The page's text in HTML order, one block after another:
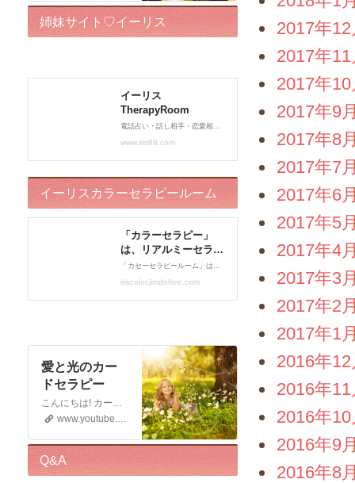
2017年12
2017年11
2017年10
2017年9
2017年8
2017年7
2017年6
2017年5
2017年4
2017年3
2017年2
2017年1
2016年12
2016年11
2016年10
2016年9
2016年8
姉妹サイト♡イーリス
イーリスカラーセラピールーム
愛と光のカー
ドセラピー
こんにちは! カードセラピストのイーリスです 電話鑑定、メール鑑定などをしております お仕事の宣伝もさせていただく 動画です。 この動画が少しでもお役に立てると幸いです。 申し訳ございませんが このチャンネルではコメントの受付はしておりません。 ライブドアブログの方に入れていただくと幸いです。 末永くよろしくお願いいたします!
www.youtube.com
Q&A